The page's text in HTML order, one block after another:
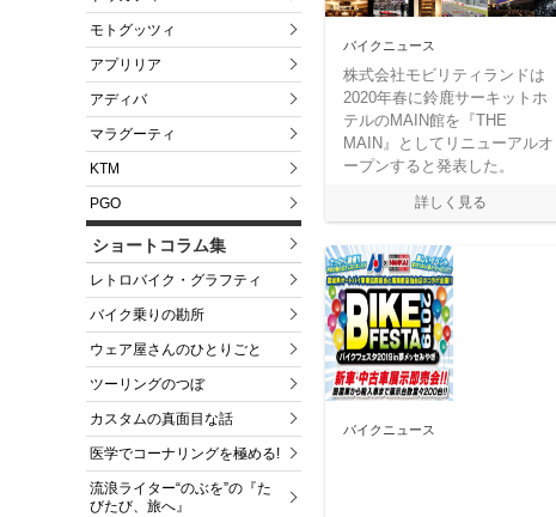
モトグッツィ
アプリリア
アディバ
マラグーティ
KTM
PGO
ショートコラム集
レトロバイク・グラフティ
バイク乗りの勘所
ウェア屋さんのひとりごと
ツーリングのつぼ
カスタムの真面目な話
医学でコーナリングを極める!
流浪ライター“のぶを”の『た
びたび、旅へ』
バイクニュース
株式会社モビリティランドは
2020年春に鈴鹿サーキットホ
テルのMAIN館を『THE
MAIN』としてリニューアルオ
ープンすると発表した。
バイクニュース